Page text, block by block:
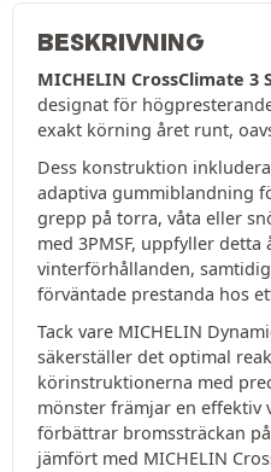
BESKRIVNING
MICHELIN CrossClimate 3
designat för
exakt körning året runt,
Dess konstruktion
adaptiva gummiblandning
grepp på torra, våta eller
med 3PMSF, uppfyller
vinterförhållanden,
förväntade prestanda hos
Tack vare MICHELIN
säkerställer det optimal
körinstruktionerna med
mönster främjar en effektiv
förbättrar bromssträckan
jämfört med MICHELIN